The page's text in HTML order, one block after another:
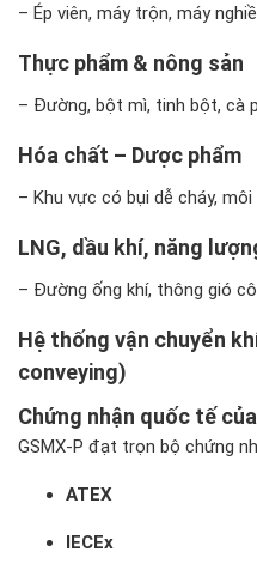
– Ép viên, máy trộn, máy
Thực phẩm & nông sản
– Đường, bột mì, tinh bột, cà
Hóa chất – Dược phẩm
– Khu vực có bụi dễ cháy,
LNG, dầu khí, năng
– Đường ống khí, thông gió
Hệ thống vận chuyển
conveying)
Chứng nhận quốc tế
GSMX-P đạt trọn bộ chứng
ATEX
IECEx